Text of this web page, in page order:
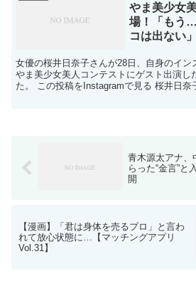
やま美少女
場！「もう
コは出ない」
女優の桜井日奈子さんが28日、自身のイン
やま美少女美人コンテストにゲスト出演し
た。 この投稿を
青木源太アナ、
らった“金言”と
開
【漫画】「君は身体を売るプロ」と言わ
れて放心状態に…【マッチングアプリ
Vol.31】